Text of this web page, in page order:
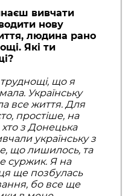
вивчати
нову
людина рано
Які ти
що я
Українську
все життя. Для
простіше, на
з Донецька
українську з
що лишилось, та
суржик. Я на
ще позбулась
бо все ще